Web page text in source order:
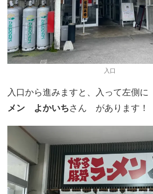
入口
入口から進みますと、入って左側に
メン よかいちさん があります！